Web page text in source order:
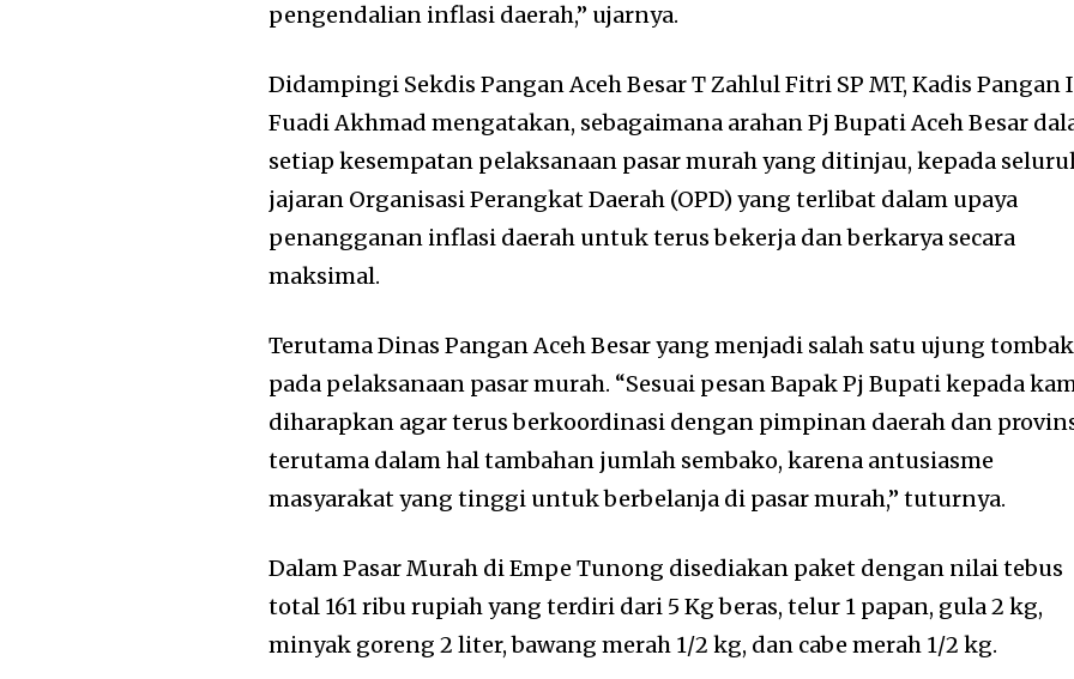
pengendalian inflasi daerah,” ujarnya.
Didampingi Sekdis Pangan Aceh Besar T Zahlul Fitri SP MT, Kadis Pangan
Fuadi Akhmad mengatakan, sebagaimana arahan Pj Bupati Aceh Besar
setiap kesempatan pelaksanaan pasar murah yang ditinjau, kepada
jajaran Organisasi Perangkat Daerah (OPD) yang terlibat dalam upaya
penangganan inflasi daerah untuk terus bekerja dan berkarya secara
maksimal.
Terutama Dinas Pangan Aceh Besar yang menjadi salah satu ujung tombak
pada pelaksanaan pasar murah. “Sesuai pesan Bapak Pj Bupati kepada
diharapkan agar terus berkoordinasi dengan pimpinan daerah dan
terutama dalam hal tambahan jumlah sembako, karena antusiasme
masyarakat yang tinggi untuk berbelanja di pasar murah,” tuturnya.
Dalam Pasar Murah di Empe Tunong disediakan paket dengan nilai tebus
total 161 ribu rupiah yang terdiri dari 5 Kg beras, telur 1 papan, gula 2 kg,
minyak goreng 2 liter, bawang merah 1/2 kg, dan cabe merah 1/2 kg.